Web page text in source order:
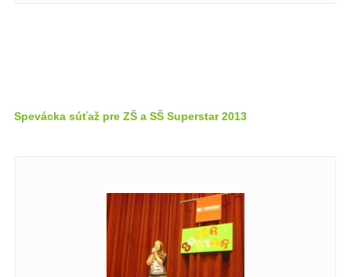
Spevácka súťaž pre ZŠ a SŠ Superstar 2013